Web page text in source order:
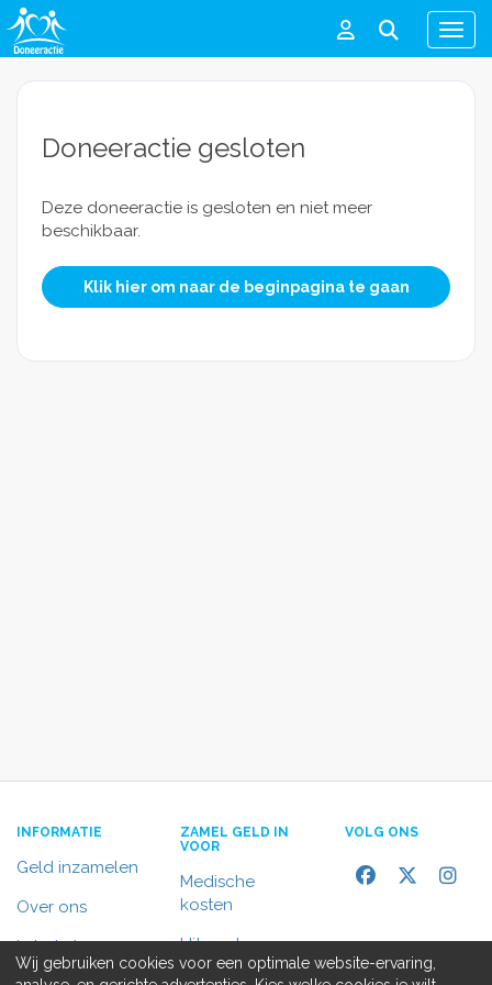
Menu
Doneeractie gesloten
Deze doneeractie is gesloten en niet meer
beschikbaar.
Klik hier om naar de beginpagina te gaan
INFORMATIE
Geld inzamelen
Over ons
In het nieuws
ZAMEL GELD IN
VOOR
Medische
kosten
Uitvaart
VOLG ONS
Wij gebruiken cookies voor een optimale website-ervaring,